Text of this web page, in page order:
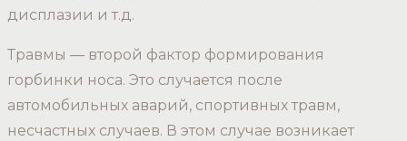
дисплазии и т.д.
Травмы — второй фактор формирования
горбинки носа. Это случается после
автомобильных аварий, спортивных травм,
несчастных случаев. В этом случае возникает